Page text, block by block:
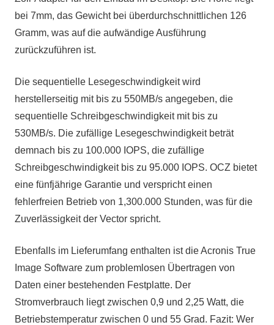
bei 7mm, das Gewicht bei überdurchschnittlichen 126
Gramm, was auf die aufwändige Ausführung
zurückzuführen ist.
Die sequentielle Lesegeschwindigkeit wird
herstellerseitig mit bis zu 550MB/s angegeben, die
sequentielle Schreibgeschwindigkeit mit bis zu
530MB/s. Die zufällige Lesegeschwindigkeit beträt
demnach bis zu 100.000 IOPS, die zufällige
Schreibgeschwindigkeit bis zu 95.000 IOPS. OCZ bietet
eine fünfjährige Garantie und verspricht einen
fehlerfreien Betrieb von 1,300.000 Stunden, was für die
Zuverlässigkeit der Vector spricht.
Ebenfalls im Lieferumfang enthalten ist die Acronis True
Image Software zum problemlosen Übertragen von
Daten einer bestehenden Festplatte. Der
Stromverbrauch liegt zwischen 0,9 und 2,25 Watt, die
Betriebstemperatur zwischen 0 und 55 Grad. Fazit: Wer